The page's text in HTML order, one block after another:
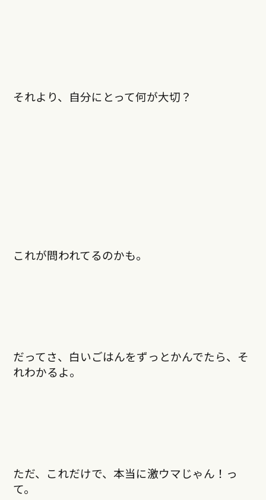
それより、自分にとって何が大切？
これが問われてるのかも。
だってさ、白いごはんをずっとかんでたら、そ
れわかるよ。
ただ、これだけで、本当に激ウマじゃん！っ
て。